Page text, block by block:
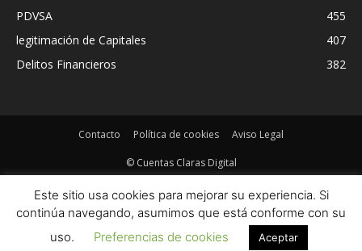
PDVSA
455
legitimación de Capitales
407
Delitos Financieros
382
Contacto Política de cookies Aviso Legal
© Cuentas Claras Digital
Este sitio usa cookies para mejorar su experiencia. Si
continúa navegando, asumimos que está conforme con su
uso.
Preferencias de cookies Aceptar